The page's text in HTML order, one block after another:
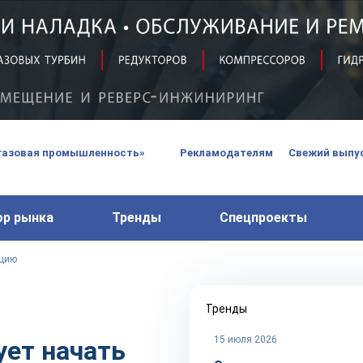
турбин
промышленность» Рекламодателям Свежий
рынка Тренды Спецпроекты
начать
Тренды
15 июля 2026